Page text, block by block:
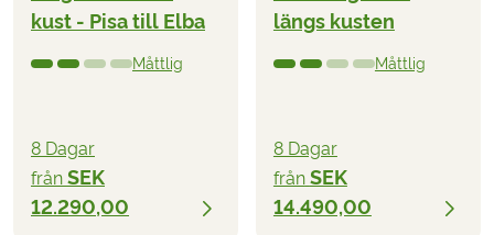
kust - Pisa till Elba
Måttlig
8 Dagar
från SEK
12.290,00
längs kusten
Måttlig
8 Dagar
från SEK
14.490,00